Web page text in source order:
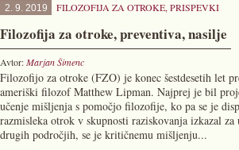
2. 9. 2019 FILOZOFIJA ZA OTROKE, PRISPEVKI
Filozofija za otroke, preventiva, nasilje
Avtor:Marjan Šimenc
Filozofijo za otroke (FZO) je konec šestdesetih let
ameriški filozof Matthew Lipman. Najprej je bil
učenje mišljenja s pomočjo filozofije, ko pa se je
razmisleka otrok v skupnosti raziskovanja izkazal
drugih področjih, se je kritičnemu mišljenju...